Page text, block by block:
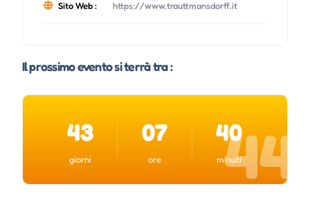
Sito Web : https://www.trauttmansdorff.it
Il prossimo evento si terrà tra :
43
giorni
07
ore
40
minuti
43